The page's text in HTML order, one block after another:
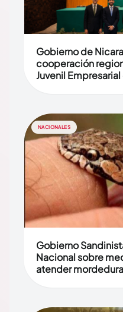
Gobierno de
cooperación
Juvenil
NACIONALES
Gobierno
Nacional sobre
atender